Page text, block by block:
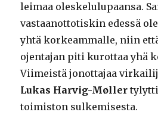
leimaa oleskelulupaansa.
vastaanottotiskin edessä
yhtä korkeammalle, niin
ojentajan piti kurottaa yhä
Viimeistä jonottajaa
Lukas Harvig-Møller
toimiston sulkemisesta.